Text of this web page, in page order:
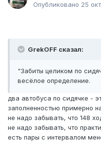
Опубликовано 25
GrekOFF сказал:
"Забиты целиком по
весёлое определение.
два автобуса по сидячке -
заполненностью примерно
не надо забывать, что 148
не надо забывать, что
есть пары с интервалом